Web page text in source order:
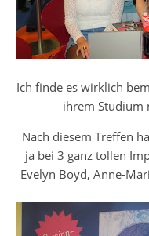
Ich finde es wirklich
ihrem Studium
Nach diesem Treffen
ja bei 3 ganz tollen
Evelyn Boyd, Anne-